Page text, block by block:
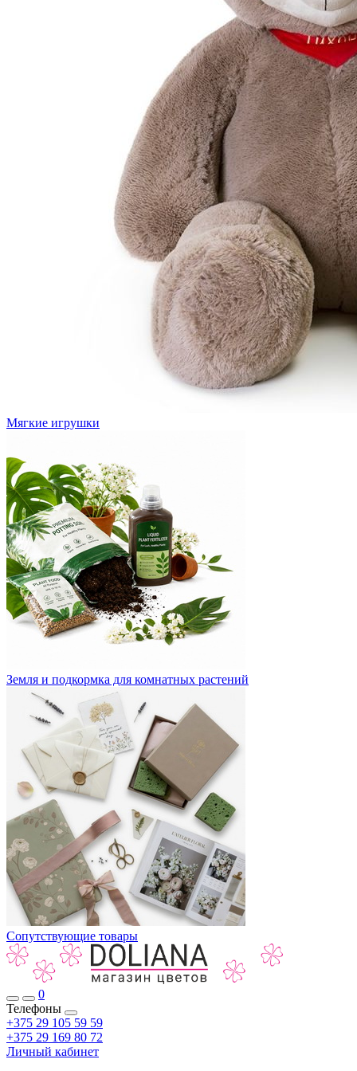
Мягкие игрушки
Земля и подкормка для комнатных растений
Сопутствующие товары
0
Телефоны
+375 29 105 59 59
+375 29 169 80 72
Личный кабинет